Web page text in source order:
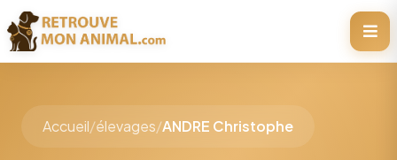
Accueil/élevages/ANDRE Christophe